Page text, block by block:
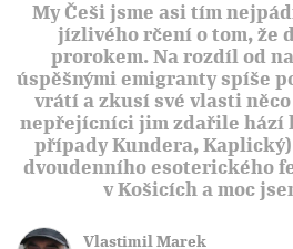
My Češi jsme asi tím
jízlivého rčení o tom, že
prorokem. Na rozdíl od
úspěšnými emigranty spíše
vrátí a zkusí své vlasti
nepřejícníci jim zdařile hází
případy Kundera,
dvoudenního esoterického
v Košicích a moc
Vlastimil Marek